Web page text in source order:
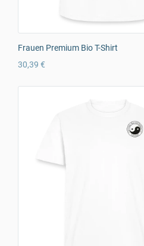
Frauen Premium Bio T-Shirt
30,39 €